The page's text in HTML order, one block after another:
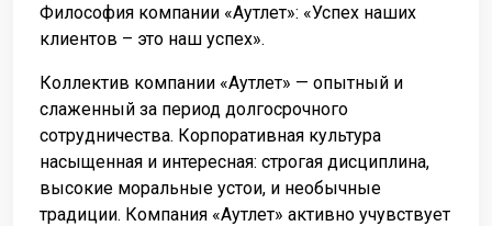
Философия компании «Аутлет»: «Успех наших
клиентов – это наш успех».
Коллектив компании «Аутлет» — опытный и
слаженный за период долгосрочного
сотрудничества. Корпоративная культура
насыщенная и интересная: строгая дисциплина,
высокие моральные устои, и необычные
традиции. Компания «Аутлет» активно учувствует